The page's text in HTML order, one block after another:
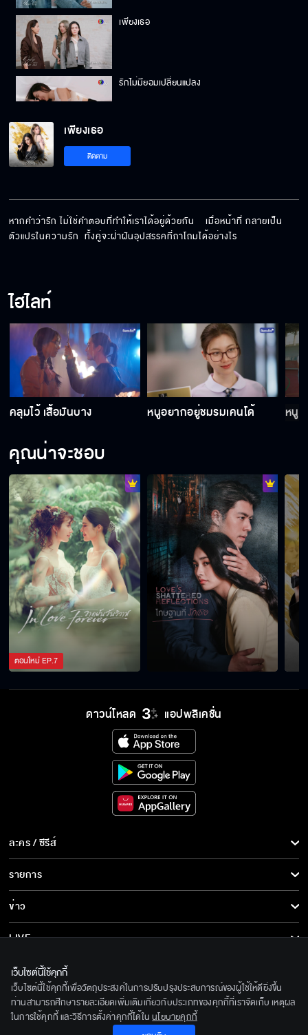
เพียงเธอ
รักไม่มียอมเปลี่ยนแปลง
หนูจะไม่เลิกกับพี่ พี่ก็ต้องไม่ยอมแพ้นะ
หวั่นไหวบ้างไหมคะ
ชีวิตของไอร่า คือหน้าที่ของพี่
เป็นกำลังใจให้เสมอ
ความรักที่เหมือนเส้นขนาน
เพียงเธอ เริ่ม 18 ก.ค.นี้
เพียงเธอ
ติดตาม
หากคำว่ารัก ไม่ใช่คำตอบที่ทำให้เราได้อยู่ด้วยกัน    เมื่อหน้าที่ กลายเป็น
ตัวแปรในความรัก  ทั้งคู่จะฝ่าฝันอุปสรรคที่ถาโถมได้อย่างไร
ไฮไลท์
คลุมไว้ เสื้อมันบาง หนูอยากอยู่ชมรมเคนโด้ หนูจ
คุณน่าจะชอบ
ตอนใหม่EP.7
ดาวน์โหลด แอปพลิเคชั่น
ละคร / ซีรีส์
ละคร/ซีรีส์
ซีรีส์นานาชาติ
การ์ตูน & เกม
รายการ
รายการทั้งหมด
ข่าว
ข่าวทั้งหมด
ข่าวประชาสัมพันธ์
LIVE
เกี่ยวกับเรา
BEC World
รู้จักเรา
ติดตามเราได้ที่
เว็บไซต์นี้ใช้คุกกี้
เว็บไซต์นี้ใช้คุกกี้เพื่อวัตถุประสงค์ในการปรับปรุงประสบการณ์ของผู้ใช้ให้ดียิ่งขึ้น
ท่านสามารถศึกษารายละเอียดเพิ่มเติมเกี่ยวกับประเภทของคุกกี้ที่เราจัดเก็บ เหตุผล
ในการใช้คุกกี้ และวิธีการตั้งค่าคุกกี้ได้ใน นโยบายคุกกี้